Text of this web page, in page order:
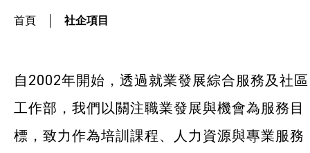
自費課程
寵愛軒
麥理浩餐廳
首頁 社企項目
自2002年開始，透過就業發展綜合服務及社區
工作部，我們以關注職業發展與機會為服務目
標，致力作為培訓課程、人力資源與專業服務